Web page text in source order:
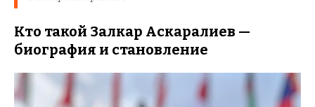
Кто такой Залкар Аскаралиев —
биография и становление